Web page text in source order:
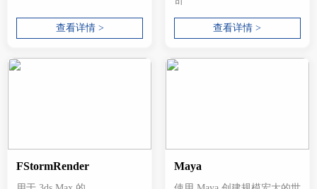
查看详情 >
可...
查看详情 >
FStormRender Maya